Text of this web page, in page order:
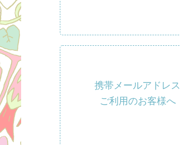
携帯メールアドレス
ご利用のお客様へ